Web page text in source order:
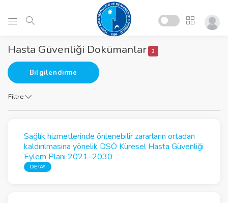
Hasta Güvenliği Dokümanlar 3
Bilgilendirme
Filtre
Sağlık hizmetlerinde önlenebilir zararların ortadan
kaldırılmasına yönelik DSÖ Küresel Hasta Güvenliği
Eylem Planı 2021–2030
DETAY